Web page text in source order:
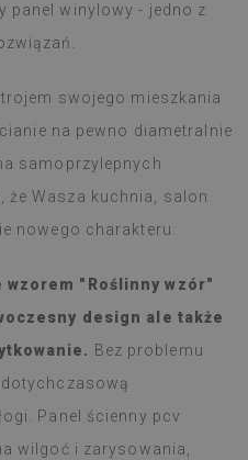
panel winylowy - jedno z
swojego mieszkania
na pewno diametralnie
samoprzylepnych
Wasza kuchnia, salon
nowego charakteru.
"Roślinny wzór"
design ale także
Bez problemu
Panel ścienny pcv
wilgoć i zarysowania,